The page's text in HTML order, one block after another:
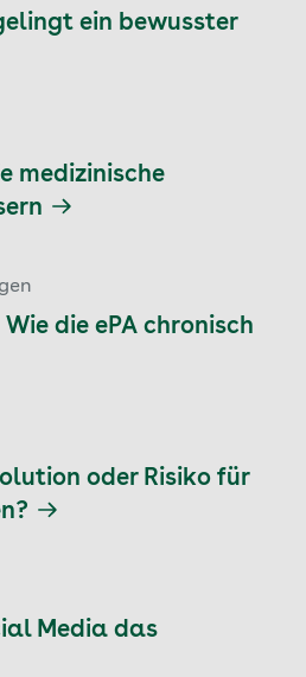
ein bewusster
medizinische
die ePA chronisch
oder Risiko für
Media das